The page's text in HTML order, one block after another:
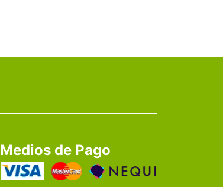
Medios de Pago